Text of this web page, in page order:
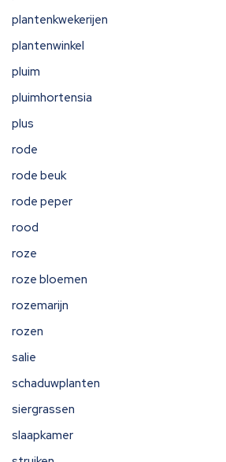
plantenkwekerijen
plantenwinkel
pluim
pluimhortensia
plus
rode
rode beuk
rode peper
rood
roze
roze bloemen
rozemarijn
rozen
salie
schaduwplanten
siergrassen
slaapkamer